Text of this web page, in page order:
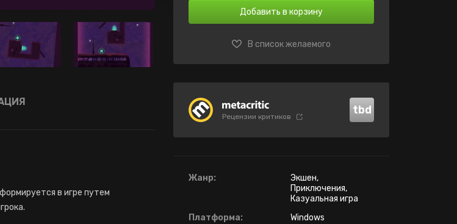
в игре путем
Добавить в корзину
В список желаемого
Рецензии критиков tbd
Жанр:
Экшен,
Приключения,
Казуальная игра
Платформа:
Windows